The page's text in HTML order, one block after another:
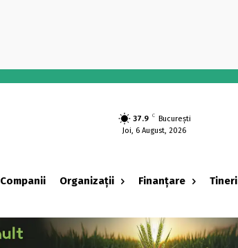
37.9 C București
Joi, 6 August, 2026
Companii Organizații Finanțare Tineri
-